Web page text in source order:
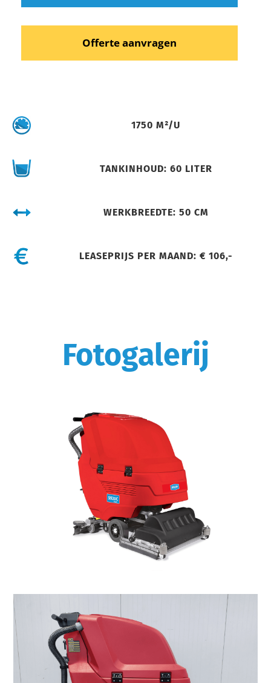
Offerte aanvragen
1750 M²/U
TANKINHOUD: 60 LITER
WERKBREEDTE: 50 CM
LEASEPRIJS PER MAAND: € 106,-
Fotogalerij